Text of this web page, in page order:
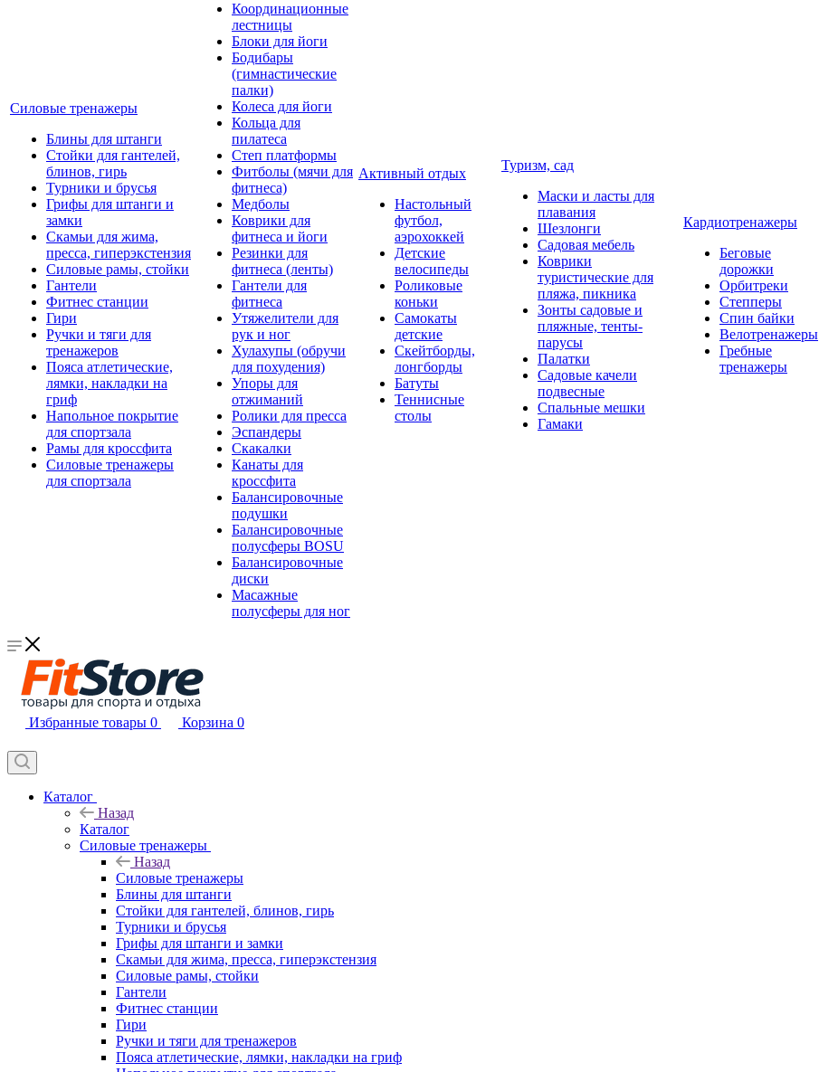
Силовые тренажеры
Блины для штанги
Стойки для гантелей,
блинов, гирь
Турники и брусья
Грифы для штанги и
замки
Скамьи для жима,
пресса, гиперэкстензия
Силовые рамы, стойки
Гантели
Фитнес станции
Гири
Ручки и тяги для
тренажеров
Пояса атлетические,
лямки, накладки на
гриф
Напольное покрытие
для спортзала
Рамы для кроссфита
Силовые тренажеры
для спортзала
Координационные
лестницы
Блоки для йоги
Бодибары
(гимнастические
палки)
Колеса для йоги
Кольца для
пилатеса
Степ платформы
Фитболы (мячи для
фитнеса)
Медболы
Коврики для
фитнеса и йоги
Резинки для
фитнеса (ленты)
Гантели для
фитнеса
Утяжелители для
рук и ног
Хулахупы (обручи
для похудения)
Упоры для
отжиманий
Ролики для пресса
Эспандеры
Скакалки
Канаты для
кроссфита
Балансировочные
подушки
Балансировочные
полусферы BOSU
Балансировочные
диски
Масажные
полусферы для ног
Активный отдых
Настольный
футбол,
аэрохоккей
Детские
велосипеды
Роликовые
коньки
Самокаты
детские
Скейтборды,
лонгборды
Батуты
Теннисные
столы
Туризм, сад
Маски и ласты для
плавания
Шезлонги
Садовая мебель
Коврики
туристические для
пляжа, пикника
Зонты садовые и
пляжные, тенты-
парусы
Палатки
Садовые качели
подвесные
Спальные мешки
Гамаки
Кардиотренажеры
Беговые
дорожки
Орбитреки
Степперы
Спин байки
Велотренажеры
Гребные
тренажеры
Избранные товары 0 Корзина 0
Каталог
Назад
Каталог
Силовые тренажеры
Назад
Силовые тренажеры
Блины для штанги
Стойки для гантелей, блинов, гирь
Турники и брусья
Грифы для штанги и замки
Скамьи для жима, пресса, гиперэкстензия
Силовые рамы, стойки
Гантели
Фитнес станции
Гири
Ручки и тяги для тренажеров
Пояса атлетические, лямки, накладки на гриф